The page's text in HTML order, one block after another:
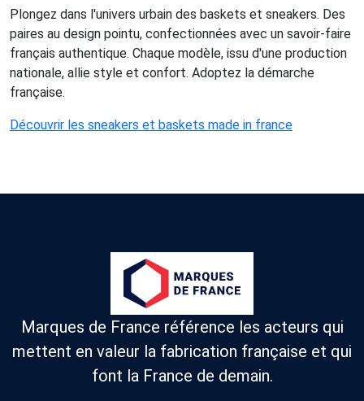
Plongez dans l'univers urbain des baskets et sneakers. Des
paires au design pointu, confectionnées avec un savoir-faire
français authentique. Chaque modèle, issu d'une production
nationale, allie style et confort. Adoptez la démarche
française.
Découvrir les sneakers et baskets made in france
Marques de France référence les acteurs qui
mettent en valeur la fabrication française et qui
font la France de demain.